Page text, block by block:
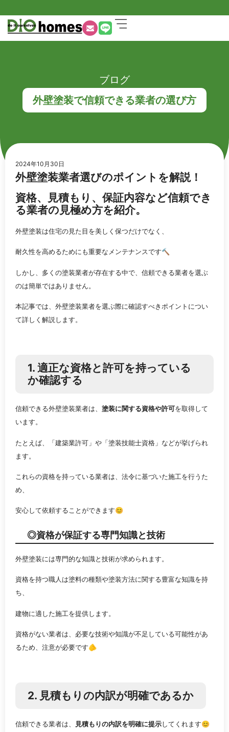
ブログ
外壁塗装で信頼できる業者の選び方
2024年10月30日
外壁塗装業者選びのポイントを解説！
資格、見積もり、保証内容など信頼でき
る業者の見極め方を紹介。
外壁塗装は住宅の見た目を美しく保つだけでなく、
耐久性を高めるためにも重要なメンテナンスです🔨
しかし、多くの塗装業者が存在する中で、信頼できる業者を選ぶ
のは簡単ではありません。
本記事では、外壁塗装業者を選ぶ際に確認すべきポイントについ
て詳しく解説します。
1. 適正な資格と許可を持っている
か確認する
信頼できる外壁塗装業者は、 塗装に関する資格や許可を取得して
います。
たとえば、「建築業許可」や「塗装技能士資格」などが挙げられ
ます。
これらの資格を持っている業者は、法令に基づいた施工を行うた
め、
安心して依頼することができます😊
◎資格が保証する専門知識と技術
外壁塗装には専門的な知識と技術が求められます。
資格を持つ職人は塗料の種類や塗装方法に関する豊富な知識を持
ち、
建物に適した施工を提供します。
資格がない業者は、必要な技術や知識が不足している可能性があ
るため、注意が必要です🫵
2. 見積もりの内訳が明確であるか
信頼できる業者は、 見積もりの内訳を明確に提示してくれます😊